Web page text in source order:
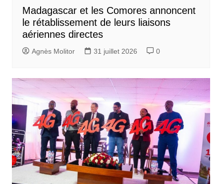
Madagascar et les Comores annoncent
le rétablissement de leurs liaisons
aériennes directes
Agnès Molitor 31 juillet 2026 0